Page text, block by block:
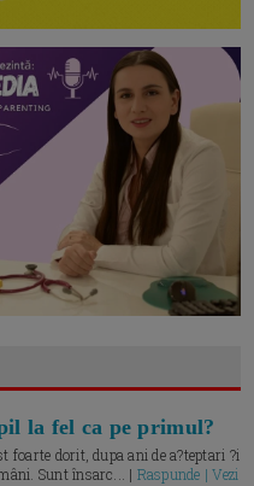
la fel ca pe primul?
foarte dorit, dupa ani de a?teptari ?i
Sunt însarc... | Raspunde | Vezi